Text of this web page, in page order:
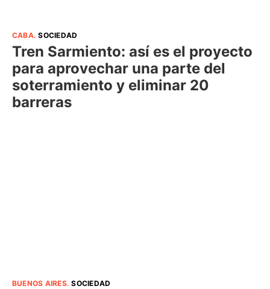
CABA.SOCIEDAD
Tren Sarmiento: así es el proyecto
para aprovechar una parte del
soterramiento y eliminar 20
barreras
BUENOS AIRES.SOCIEDAD